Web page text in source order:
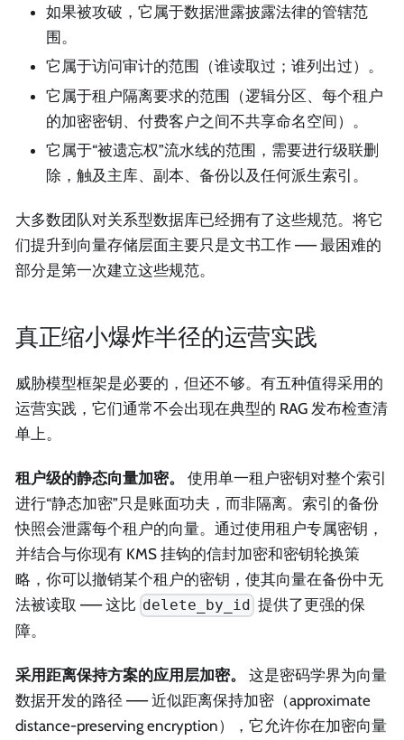
如果被攻破，它属于数据泄露披露法律的管辖范
围。
它属于访问审计的范围（谁读取过；谁列出过）。
它属于租户隔离要求的范围（逻辑分区、每个租户
的加密密钥、付费客户之间不共享命名空间）。
它属于“被遗忘权”流水线的范围，需要进行级联删
除，触及主库、副本、备份以及任何派生索引。
大多数团队对关系型数据库已经拥有了这些规范。将它
们提升到向量存储层面主要只是文书工作 —— 最困难的
部分是第一次建立这些规范。
真正缩小爆炸半径的运营实践
威胁模型框架是必要的，但还不够。有五种值得采用的
运营实践，它们通常不会出现在典型的 RAG 发布检查清
单上。
租户级的静态向量加密。
使用单一租户密钥对整个索引
进行“静态加密”只是账面功夫，而非隔离。索引的备份
快照会泄露每个租户的向量。通过使用租户专属密钥，
并结合与你现有 KMS 挂钩的信封加密和密钥轮换策
略，你可以撤销某个租户的密钥，使其向量在备份中无
法被读取 —— 这比 delete_by_id 提供了更强的保
障。
采用距离保持方案的应用层加密。
这是密码学界为向量
数据开发的路径 —— 近似距离保持加密（approximate
distance-preserving encryption），它允许你在加密向量